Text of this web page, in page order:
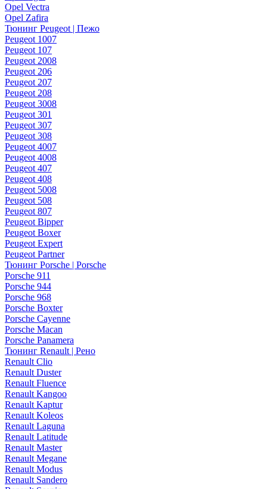
Opel Vectra
Opel Zafira
Тюнинг Peugeot | Пежо
Peugeot 1007
Peugeot 107
Peugeot 2008
Peugeot 206
Peugeot 207
Peugeot 208
Peugeot 3008
Peugeot 301
Peugeot 307
Peugeot 308
Peugeot 4007
Peugeot 4008
Peugeot 407
Peugeot 408
Peugeot 5008
Peugeot 508
Peugeot 807
Peugeot Bipper
Peugeot Boxer
Peugeot Expert
Peugeot Partner
Тюнинг Porsche | Porsche
Porsche 911
Porsche 944
Porsche 968
Porsche Boxter
Porsche Cayenne
Porsche Macan
Porsche Panamera
Тюнинг Renault | Рено
Renault Clio
Renault Duster
Renault Fluence
Renault Kangoo
Renault Kaptur
Renault Koleos
Renault Laguna
Renault Latitude
Renault Master
Renault Megane
Renault Modus
Renault Sandero